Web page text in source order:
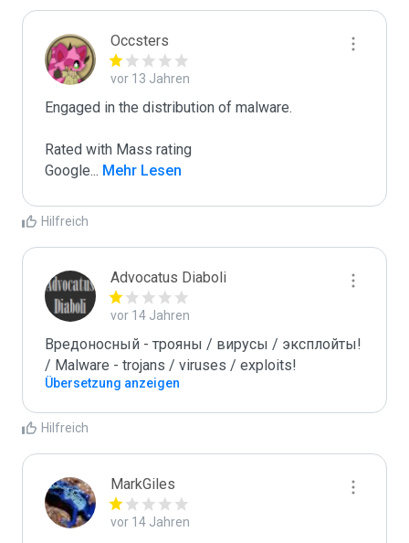
Occsters
vor 13 Jahren
Engaged in the distribution of malware.
Rated with Mass rating
Google... Mehr Lesen
Hilfreich
Advocatus Diaboli
vor 14 Jahren
Вредоносный - трояны / вирусы / эксплойты!
/ Malware - trojans / viruses / exploits!
Übersetzung anzeigen
Hilfreich
MarkGiles
vor 14 Jahren